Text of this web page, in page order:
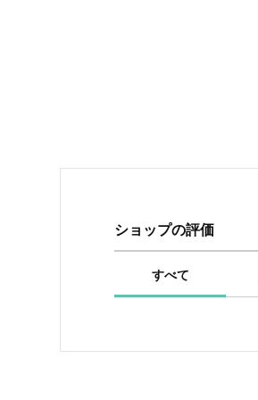
ショップの評価
すべて